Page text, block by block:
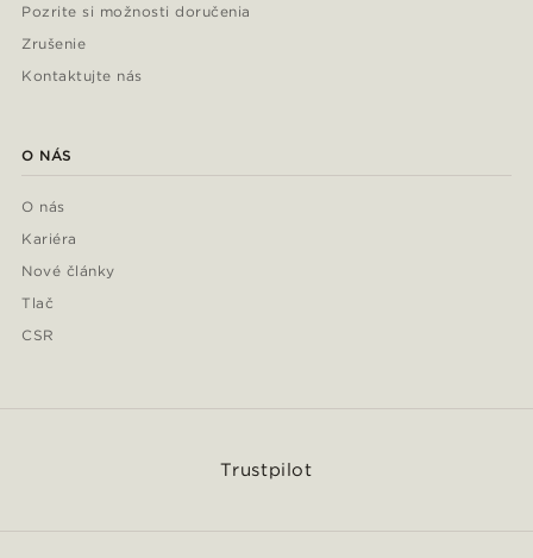
Pozrite si možnosti doručenia
Zrušenie
Kontaktujte nás
O NÁS
O nás
Kariéra
Nové články
Tlač
CSR
Trustpilot